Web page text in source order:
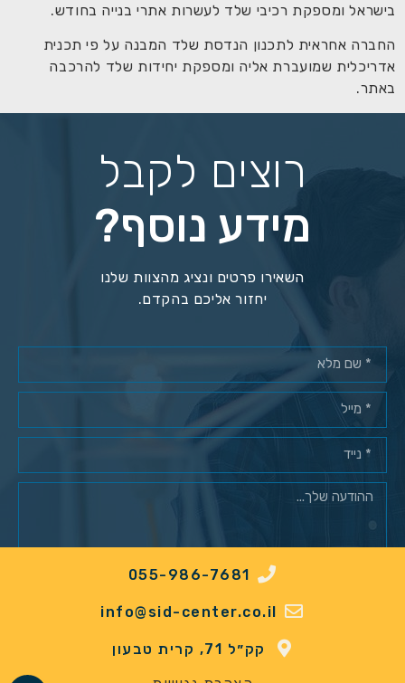
בישראל ומספקת רכיבי שלד לעשרות אתרי בנייה בחודש.
החברה אחראית לתכנון הנדסת שלד המבנה על פי תכנית
אדריכלית שמועברת אליה ומספקת יחידות שלד להרכבה
באתר.
רוצים לקבל
מידע נוסף?
השאירו פרטים ונציג מהצוות שלנו
יחזור אליכם בהקדם.
מאשר/ת רישום למאגר לקוחות*
055-986-7681
info@sid-center.co.il
קק״ל 71, קרית טבעון